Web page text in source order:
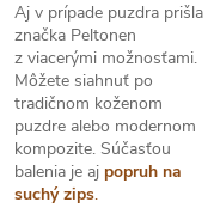
Aj v prípade puzdra prišla
značka Peltonen
z viacerými možnosťami.
Môžete siahnuť po
tradičnom koženom
puzdre alebo modernom
kompozite. Súčasťou
balenia je aj popruh na
suchý zips.